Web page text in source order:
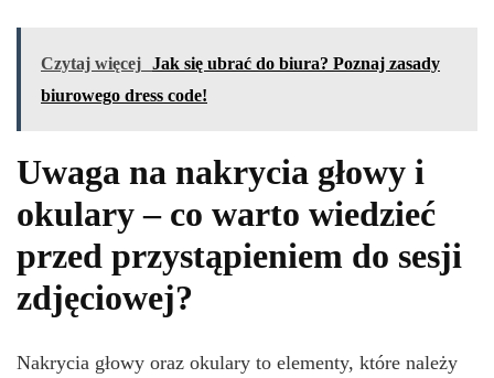
Czytaj więcej Jak się ubrać do biura? Poznaj zasady
biurowego dress code!
Uwaga na nakrycia głowy i
okulary – co warto wiedzieć
przed przystąpieniem do sesji
zdjęciowej?
Nakrycia głowy oraz okulary to elementy, które należy